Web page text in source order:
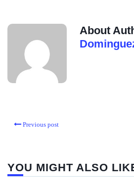
About
Previous post
YOU MIGHT ALSO